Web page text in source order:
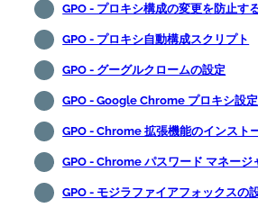
GPO - プロキシ構成の変更を防止す
GPO - プロキシ自動構成スクリプト
GPO - グーグルクロームの設定
GPO - Google Chrome プロキシ設定
GPO - Chrome 拡張機能のインスト
GPO - Chrome パスワード マネージ
GPO - モジラファイアフォックスの